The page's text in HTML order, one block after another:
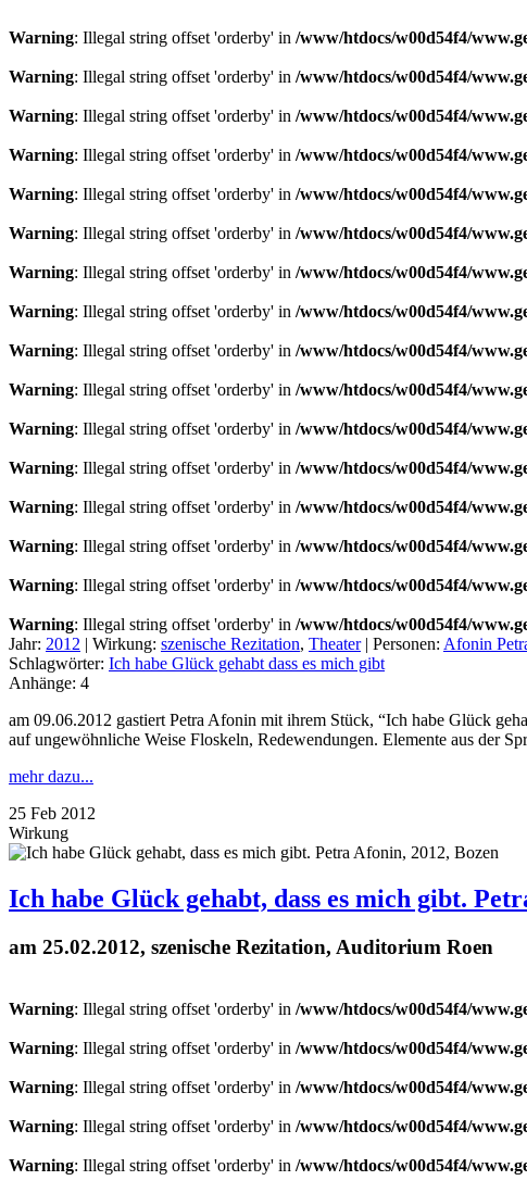
Warning: Illegal string offset 'orderby' in /www/htdocs/w00d54f4/
Warning: Illegal string offset 'orderby' in /www/htdocs/w00d54f4/
Warning: Illegal string offset 'orderby' in /www/htdocs/w00d54f4/
Warning: Illegal string offset 'orderby' in /www/htdocs/w00d54f4/
Warning: Illegal string offset 'orderby' in /www/htdocs/w00d54f4/
Warning: Illegal string offset 'orderby' in /www/htdocs/w00d54f4/
Warning: Illegal string offset 'orderby' in /www/htdocs/w00d54f4/
Warning: Illegal string offset 'orderby' in /www/htdocs/w00d54f4/
Warning: Illegal string offset 'orderby' in /www/htdocs/w00d54f4/
Warning: Illegal string offset 'orderby' in /www/htdocs/w00d54f4/
Warning: Illegal string offset 'orderby' in /www/htdocs/w00d54f4/
Warning: Illegal string offset 'orderby' in /www/htdocs/w00d54f4/
Warning: Illegal string offset 'orderby' in /www/htdocs/w00d54f4/
Warning: Illegal string offset 'orderby' in /www/htdocs/w00d54f4/
Warning: Illegal string offset 'orderby' in /www/htdocs/w00d54f4/
Warning: Illegal string offset 'orderby' in /www/htdocs/w00d54f4/
Jahr: 2012 | Wirkung: szenische Rezitation, Theater| Personen: Afonin
Schlagwörter: Ich habe Glück gehabt dass es mich gibt
Anhänge: 4
am 09.06.2012 gastiert Petra Afonin mit ihrem Stück, “Ich habe Glück
auf ungewöhnliche Weise Floskeln, Redewendungen. Elemente aus der
mehr dazu...
25 Feb 2012
Wirkung
Ich habe Glück gehabt, dass es mich gibt.
am 25.02.2012, szenische Rezitation, Auditorium Roen
Warning: Illegal string offset 'orderby' in /www/htdocs/w00d54f4/
Warning: Illegal string offset 'orderby' in /www/htdocs/w00d54f4/
Warning: Illegal string offset 'orderby' in /www/htdocs/w00d54f4/
Warning: Illegal string offset 'orderby' in /www/htdocs/w00d54f4/
Warning: Illegal string offset 'orderby' in /www/htdocs/w00d54f4/